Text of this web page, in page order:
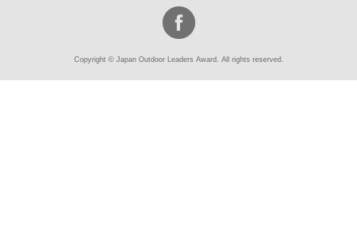
Copyright © Japan Outdoor Leaders Award. All rights reserved.